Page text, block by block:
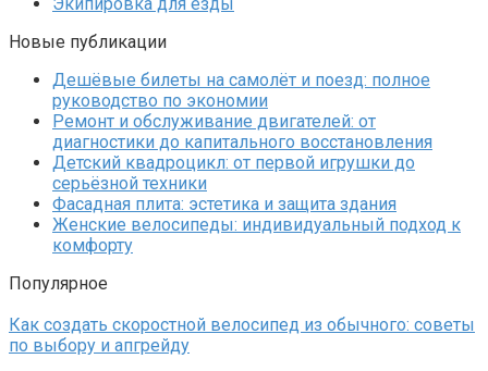
Новые публикации
Дешёвые билеты на самолёт и поезд: полное
руководство по экономии
Ремонт и обслуживание двигателей: от
диагностики до капитального восстановления
Детский квадроцикл: от первой игрушки до
серьёзной техники
Фасадная плита: эстетика и защита здания
Женские велосипеды: индивидуальный подход к
комфорту
Популярное
Как создать скоростной велосипед из обычного: советы
по выбору и апгрейду